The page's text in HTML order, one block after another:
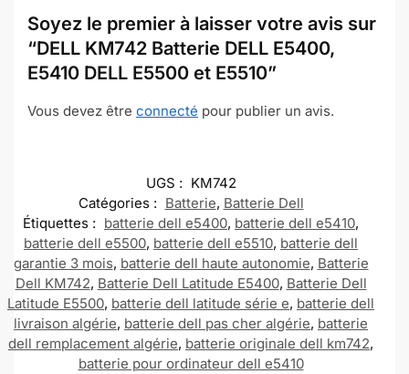
Soyez le premier à laisser votre avis sur
“DELL KM742 Batterie DELL E5400,
E5410 DELL E5500 et E5510”
Vous devez être connecté pour publier un avis.
UGS : KM742
Catégories : Batterie, Batterie Dell
Étiquettes : batterie dell e5400, batterie dell e5410,
batterie dell e5500, batterie dell e5510, batterie dell
garantie 3 mois, batterie dell haute autonomie, Batterie
Dell KM742, Batterie Dell Latitude E5400, Batterie Dell
Latitude E5500, batterie dell latitude série e, batterie dell
livraison algérie, batterie dell pas cher algérie, batterie
dell remplacement algérie, batterie originale dell km742,
batterie pour ordinateur dell e5410